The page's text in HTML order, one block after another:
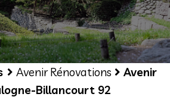
Avenir Rénovations
Avenir
Billancourt 92